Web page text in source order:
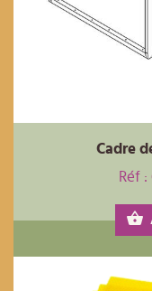
Cadre
Réf :